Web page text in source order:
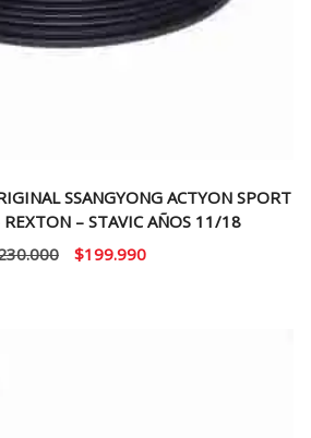
SSANGYONG ACTYON SPORT
– STAVIC AÑOS 11/18
El
$199.990El